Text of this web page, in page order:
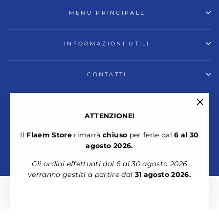
ATTENZIONE!
Il Flaem Store rimarràchiuso per ferie dal6 al 30
agosto 2026.
Gli ordini effettuati dal 6 al 30 agosto 2026
verranno gestiti a partire dal 31 agosto 2026.
MENU PRINCIPALE
INFORMAZIONI UTILI
CONTATTI
Flaem Nuova Spa
Cookies
Privacy
Powered by Shopify